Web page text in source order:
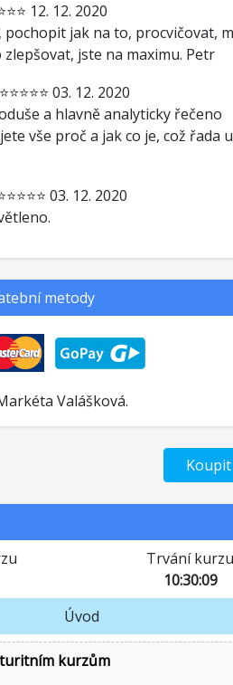
12. 12. 2020
pochopit jak na to, procvičovat,
zlepšovat, jste na maximu. Petr
⭐⭐⭐⭐⭐ 03. 12. 2020
a hlavně analyticky řečeno
vše proč a jak co je, což řada
03. 12. 2020
metody
Valášková.
Koupit
Trvání kurzu
10:30:09
Úvod
kurzům